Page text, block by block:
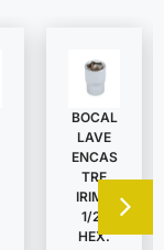
BOCAL
LAVE
ENCAS
TRE
IRIMO
1/2″
HEX.